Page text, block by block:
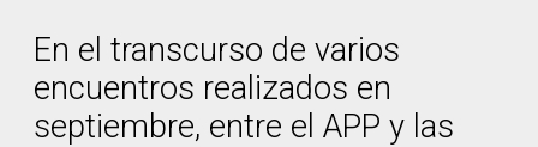
En el transcurso de varios
encuentros realizados en
septiembre, entre el APP y las